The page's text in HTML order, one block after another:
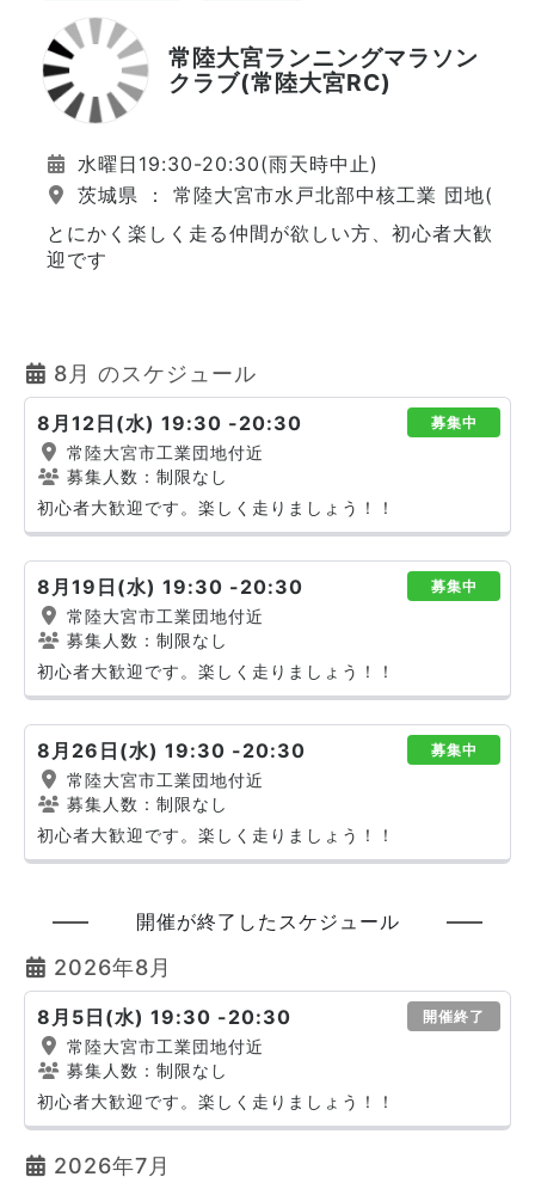
常陸大宮ランニングマラソン
クラブ(常陸大宮RC)
水曜日19:30-20:30(雨天時中止)
茨城県 ： 常陸大宮市水戸北部中核工業 団地(西
とにかく楽しく走る仲間が欲しい方、初心者大歓
迎です
8月 のスケジュール
8月12日(水) 19:30 -20:30 募集中
常陸大宮市工業団地付近
募集人数：制限なし
初心者大歓迎です。楽しく走りましょう！！
8月19日(水) 19:30 -20:30 募集中
常陸大宮市工業団地付近
募集人数：制限なし
初心者大歓迎です。楽しく走りましょう！！
8月26日(水) 19:30 -20:30 募集中
常陸大宮市工業団地付近
募集人数：制限なし
初心者大歓迎です。楽しく走りましょう！！
開催が終了したスケジュール
2026年8月
8月5日(水) 19:30 -20:30 開催終了
常陸大宮市工業団地付近
募集人数：制限なし
初心者大歓迎です。楽しく走りましょう！！
2026年7月